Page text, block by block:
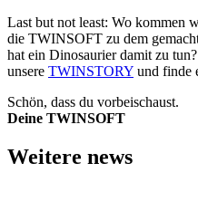
Last but not least: Wo kommen
die TWINSOFT zu dem
hat ein Dinosaurier damit zu
unsere TWINSTORY und finde
Schön, dass du vorbeischaust.
Deine TWINSOFT
Weitere news